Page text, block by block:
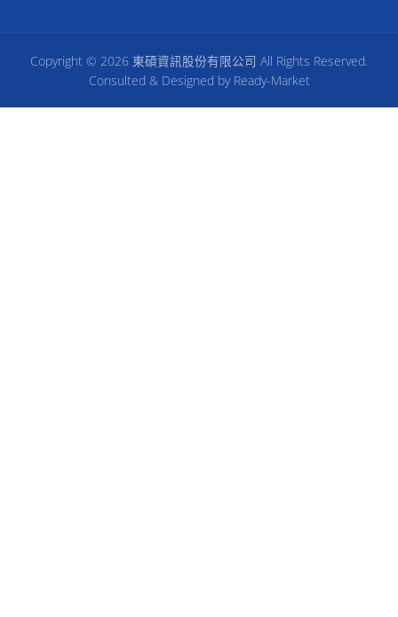
Copyright © 2026 東碩資訊股份有限公司 All Rights Reserved.
Consulted & Designed by Ready-Market